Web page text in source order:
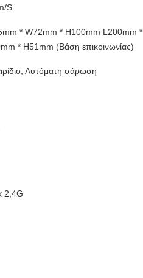
S
* W72mm * H100mm L200mm *
* H51mm (Βάση επικοινωνίας)
Αυτόματη σάρωση
2,4G